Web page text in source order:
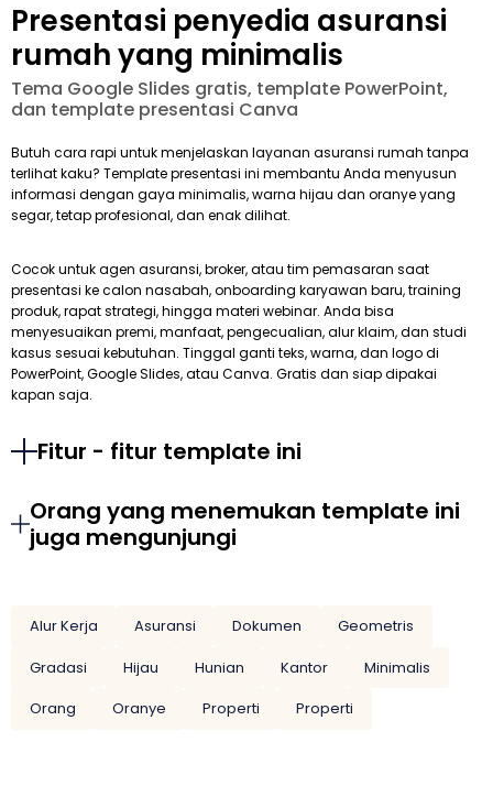
Presentasi penyedia asuransi
rumah yang minimalis
Tema Google Slides gratis, template PowerPoint,
dan template presentasi Canva
Butuh cara rapi untuk menjelaskan layanan asuransi rumah tanpa
terlihat kaku? Template presentasi ini membantu Anda menyusun
informasi dengan gaya minimalis, warna hijau dan oranye yang
segar, tetap profesional, dan enak dilihat.
Cocok untuk agen asuransi, broker, atau tim pemasaran saat
presentasi ke calon nasabah, onboarding karyawan baru, training
produk, rapat strategi, hingga materi webinar. Anda bisa
menyesuaikan premi, manfaat, pengecualian, alur klaim, dan studi
kasus sesuai kebutuhan. Tinggal ganti teks, warna, dan logo di
PowerPoint, Google Slides, atau Canva. Gratis dan siap dipakai
kapan saja.
Fitur - fitur template ini
Orang yang menemukan template ini
juga mengunjungi
Alur Kerja Asuransi Dokumen
Geometris
Gradasi
Hijau Hunian Kantor
Minimalis
Orang
Oranye Properti Properti